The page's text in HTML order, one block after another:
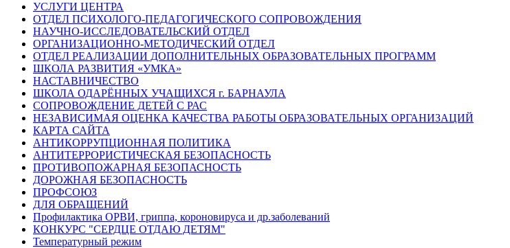
УСЛУГИ ЦЕНТРА
ОТДЕЛ ПСИХОЛОГО-ПЕДАГОГИЧЕСКОГО СОПРОВОЖДЕНИЯ
НАУЧНО-ИССЛЕДОВАТЕЛЬСКИЙ ОТДЕЛ
ОРГАНИЗАЦИОННО-МЕТОДИЧЕСКИЙ ОТДЕЛ
ОТДЕЛ РЕАЛИЗАЦИИ ДОПОЛНИТЕЛЬНЫХ ОБРАЗОВАТЕЛЬНЫХ ПРОГРАММ
ШКОЛА РАЗВИТИЯ «УМКА»
НАСТАВНИЧЕСТВО
ШКОЛА ОДАРЁННЫХ УЧАЩИХСЯ г. БАРНАУЛА
СОПРОВОЖДЕНИЕ ДЕТЕЙ С РАС
НЕЗАВИСИМАЯ ОЦЕНКА КАЧЕСТВА РАБОТЫ ОБРАЗОВАТЕЛЬНЫХ ОРГАНИЗАЦИЙ
КАРТА САЙТА
АНТИКОРРУПЦИОННАЯ ПОЛИТИКА
АНТИТЕРРОРИСТИЧЕСКАЯ БЕЗОПАСНОСТЬ
ПРОТИВОПОЖАРНАЯ БЕЗОПАСНОСТЬ
ДОРОЖНАЯ БЕЗОПАСНОСТЬ
ПРОФСОЮЗ
ДЛЯ ОБРАЩЕНИЙ
Профилактика ОРВИ, гриппа, короновируса и др.заболеваний
КОНКУРС "СЕРДЦЕ ОТДАЮ ДЕТЯМ"
Температурный режим